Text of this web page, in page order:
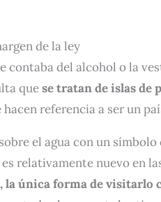
de la ley
contaba del alcohol o la
quese tratan de islas de
referencia a ser un
el agua con un símbolo
relativamente nuevo en
única forma de visitarlo